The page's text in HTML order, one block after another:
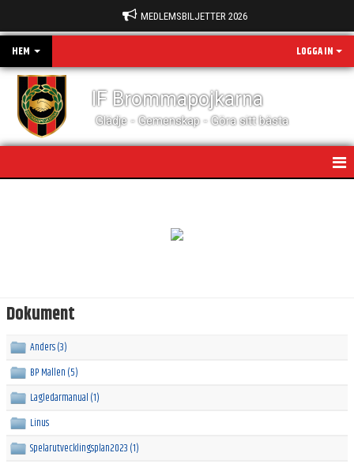
MEDLEMSBILJETTER 2026
HEM LOGGA IN
IF Brommapojkarna
Glädje - Gemenskap - Göra sitt bästa
ÅRSMÖTE 2026
Dokument
Anders (3)
BP Mallen (5)
Lagledarmanual (1)
Linus
Spelarutvecklingsplan2023 (1)